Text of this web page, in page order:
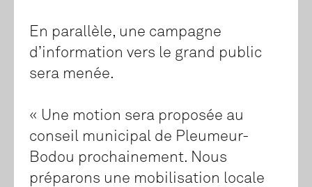
En parallèle, une campagne
d’information vers le grand public
sera menée.
« Une motion sera proposée au
conseil municipal de Pleumeur-
Bodou prochainement. Nous
préparons une mobilisation locale